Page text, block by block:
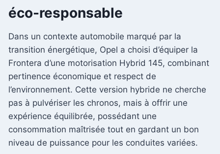
éco-responsable
Dans un contexte automobile marqué par la
transition énergétique, Opel a choisi d’équiper la
Frontera d’une motorisation Hybrid 145, combinant
pertinence économique et respect de
l’environnement. Cette version hybride ne cherche
pas à pulvériser les chronos, mais à offrir une
expérience équilibrée, possédant une
consommation maîtrisée tout en gardant un bon
niveau de puissance pour les conduites variées.